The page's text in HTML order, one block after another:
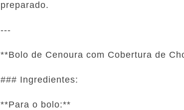
preparado.
---
**Bolo de Cenoura com Cobertura de
### Ingredientes:
**Para o bolo:**